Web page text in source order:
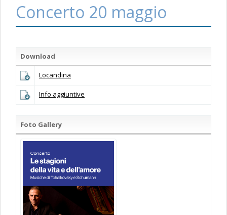
Concerto 20 maggio
Download
Locandina
Info aggiuntive
Foto Gallery